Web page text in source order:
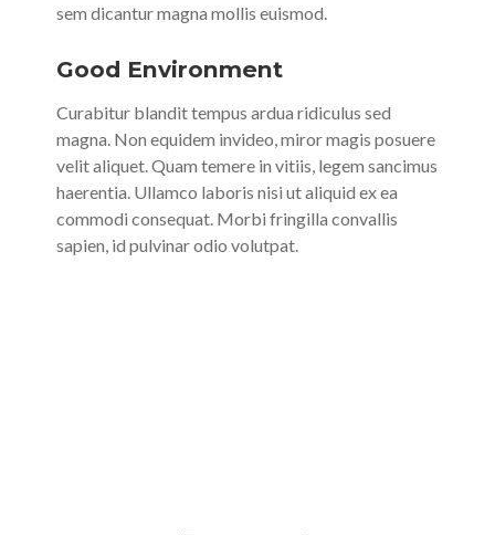
sem dicantur magna mollis euismod.
Good Environment
Curabitur blandit tempus ardua ridiculus sed
magna. Non equidem invideo, miror magis posuere
velit aliquet. Quam temere in vitiis, legem sancimus
haerentia. Ullamco laboris nisi ut aliquid ex ea
commodi consequat. Morbi fringilla convallis
sapien, id pulvinar odio volutpat.